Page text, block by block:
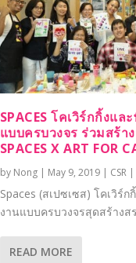
SPACES โคเวิร์กกิ้งแ
แบบครบวงจร ร่วมสร้า
SPACES X ART FOR
by Nong| May 9, 2019| CSR|
Spaces (สเปซเซส) โคเวิร์
งานแบบครบวงจรสุดสร้างส
READ MORE